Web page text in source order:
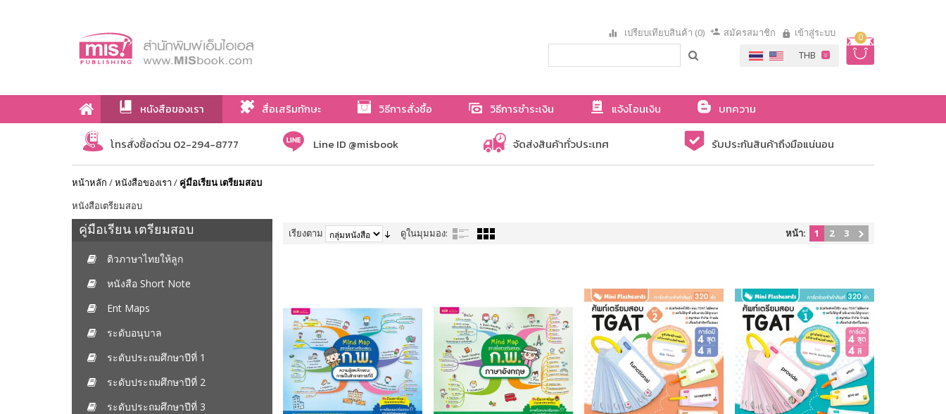
0
เปรียบเทียบสินค้า (0) สมัครสมาชิก เข้าสู่ระบบ
หนังสือของเรา สื่อเสริมทักษะ วิธีการสั่งซื้อ วิธีการชำระเงิน แจ้งโอนเงิน
บทความ
เกี่ยวกับเรา
โทรสั่งซื้อด่วน 02-294-8777 Line ID @misbook จัดส่งสินค้าทั่วประเทศ รับประกันสินค้าถึงมือแน่นอน
หน้าหลัก /หนังสือของเรา / คู่มือเรียน เตรียมสอบ
หนังสือเตรียมสอบ
คู่มือเรียน เตรียมสอบ
ติวภาษาไทยให้ลูก
หนังสือ Short Note
Ent Maps
ระดับอนุบาล
ระดับประถมศึกษาปีที่ 1
ระดับประถมศึกษาปีที่ 2
ระดับประถมศึกษาปีที่ 3
เรียงตาม ดูในมุมมอง: หน้า: 1 2 3